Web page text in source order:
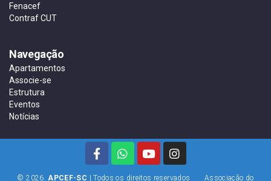
Fenacef
Contraf CUT
Navegação
Apartamentos
Associe-se
Estrutura
Eventos
Notícias
© 2026.APCEF-SC | Todos os direitos reservados Associação do